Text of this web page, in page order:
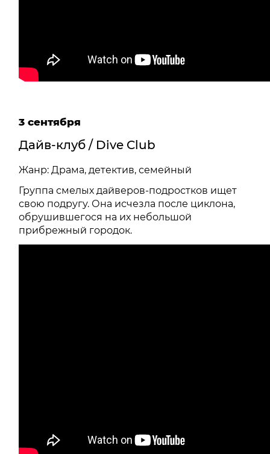
3 сентября
Дайв-клуб / Dive Club
Жанр: Драма, детектив, семейный
Группа смелых дайверов-подростков ищет
свою подругу. Она исчезла после циклона,
обрушившегося на их небольшой
прибрежный городок.